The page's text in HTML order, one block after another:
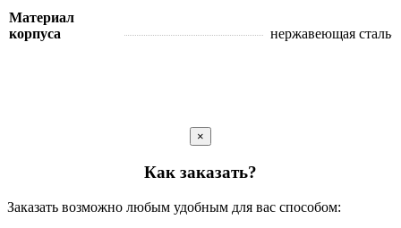
Материал
корпуса
нержавеющая сталь
×
Как заказать?
Заказать возможно любым удобным для вас способом: